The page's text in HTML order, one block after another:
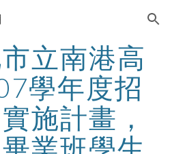
Skip to navigation
立南港高
學年度招
施計畫，